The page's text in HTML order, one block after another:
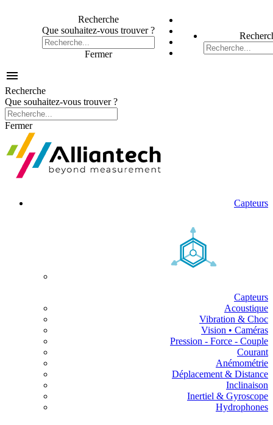
Recherche
Que souhaitez-vous trouver ?
Fermer

Recherche
Que souhaitez-vous trouver ?
Fermer
Capteurs
Capteurs
Acoustique
Vibration & Choc
Vision • Caméras
Pression - Force - Couple
Courant
Anémométrie
Déplacement & Distance
Inclinaison
Inertiel & Gyroscope
Hydrophones